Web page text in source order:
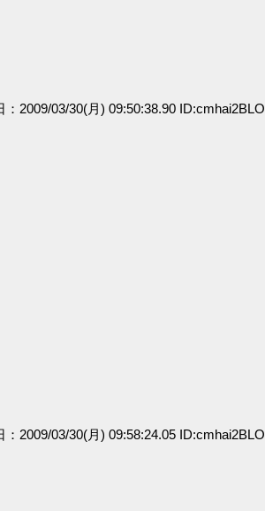
：2009/03/30(月) 09:50:38.90 ID:cmhai2BLO
：2009/03/30(月) 09:58:24.05 ID:cmhai2BLO